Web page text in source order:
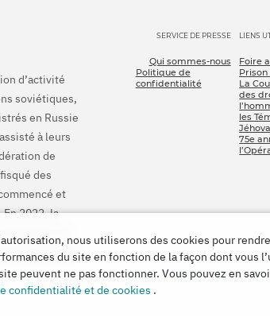
d’activité
soviétiques,
en Russie
à leurs
de
des
et
2022, la
pour tous
SERVICE DE PRESSE
Qui sommes-nous
Politique de
confidentialité
LIENS
Foire
Prison
La
des
les
75e
nous utiliserons des cookies pour
du site en fonction de la façon dont vous
peuvent ne pas fonctionner. Vous pouvez en
confidentialité et de cookies .